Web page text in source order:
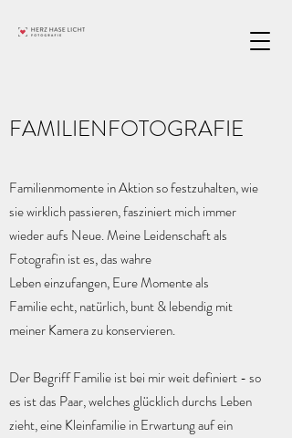
FAMILIENFOTOGRAFIE
Familienmomente in Aktion so festzuhalten, wie
sie wirklich passieren, fasziniert mich immer
wieder aufs Neue. Meine Leidenschaft als
Fotografin ist es, das wahre
Leben einzufangen, Eure Momente als
Familie echt, natürlich, bunt & lebendig mit
meiner Kamera zu konservieren.
Der Begriff Familie ist bei mir weit definiert - so
es ist das Paar, welches glücklich durchs Leben
zieht, eine Kleinfamilie in Erwartung auf ein